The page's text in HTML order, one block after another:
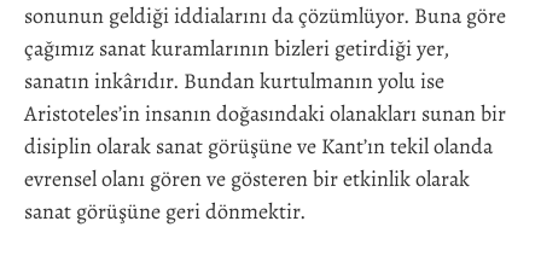
sonunun geldiği iddialarını da çözümlüyor. Buna göre
çağımız sanat kuramlarının bizleri getirdiği yer,
sanatın inkârıdır. Bundan kurtulmanın yolu ise
Aristoteles’in insanın doğasındaki olanakları sunan bir
disiplin olarak sanat görüşüne ve Kant’ın tekil olanda
evrensel olanı gören ve gösteren bir etkinlik olarak
sanat görüşüne geri dönmektir.